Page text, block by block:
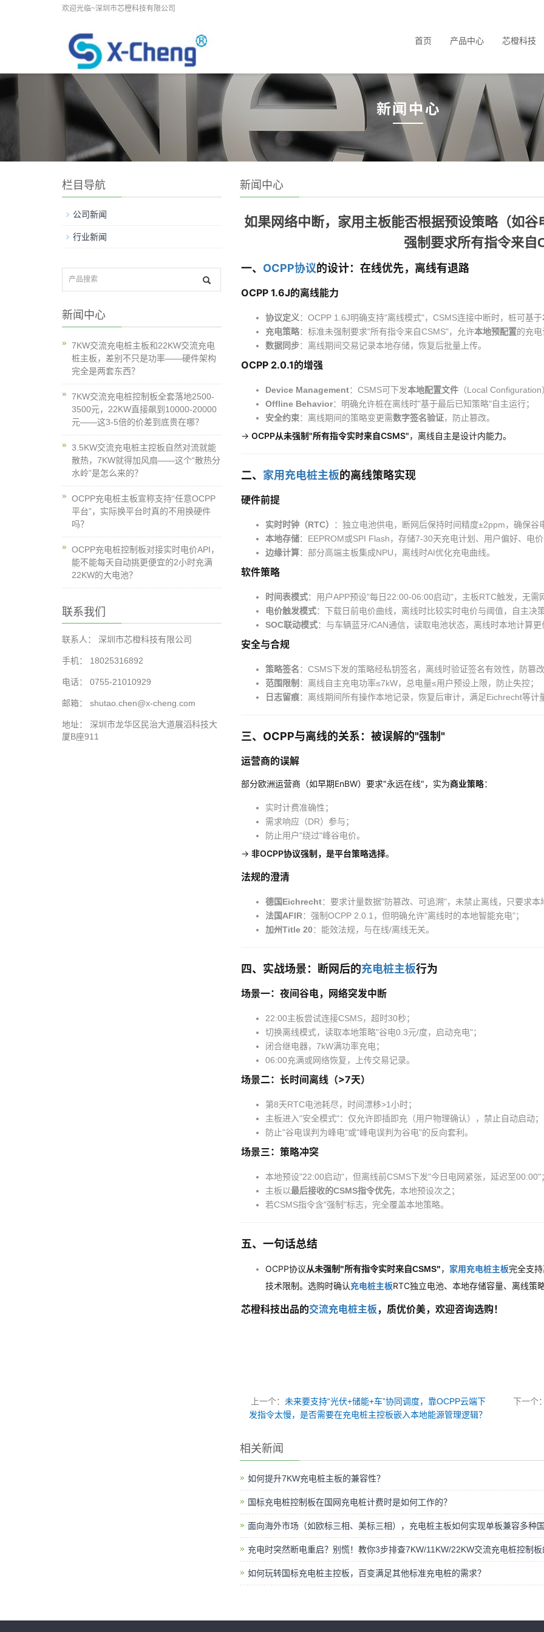
欢迎光临~深圳市芯橙科技有限公司
首页 产品中心 芯橙科技
新闻中心
如果网络中断，家用主板能否根据预设策略（如
强制要求所有指令来自
一、 OCPP协议的设计：在线优先，离线有退路
OCPP 1.6J的离线能力
协议定义：OCPP 1.6J明确支持"离线模式"，CSMS连接中断时，桩可基于
充电策略：标准未强制要求"所有指令来自CSMS"，允许本地预配置的充电
数据同步：离线期间交易记录本地存储，恢复后批量上传。
OCPP 2.0.1的增强
Device Management：CSMS可下发本地配置文件（Local Configuration
Offline Behavior：明确允许桩在离线时"基于最后已知策略"自主运行；
安全约束：离线期间的策略变更需数字签名验证，防止篡改。
→ OCPP从未强制"所有指令实时来自CSMS"，离线自主是设计内能力。
二、 家用充电桩主板的离线策略实现
硬件前提
实时时钟（RTC）
：独立电池供电，断网后保持时间精度±2ppm，确保谷
本地存储：EEPROM或SPI Flash，存储7-30天充电计划、用户偏好、电价
边缘计算：部分高端主板集成NPU，离线时AI优化充电曲线。
软件策略
时间表模式：用户APP预设"每日22:00-06:00启动"，主板RTC触发，无需
电价触发模式：下载日前电价曲线，离线时比较实时电价与阈值，自主决策
SOC联动模式：与车辆蓝牙/CAN通信，读取电池状态，离线时本地计算更
安全与合规
策略签名：CSMS下发的策略经私钥签名，离线时验证签名有效性，防篡改
范围限制 ：离线自主充电功率≤7kW，总电量≤用户预设上限，防止失控；
日志留痕：离线期间所有操作本地记录，恢复后审计，满足Eichrecht等计
三、OCPP与离线的关系：被误解的"强制"
运营商的误解
部分欧洲运营商（如早期EnBW）要求"永远在线"，实为商业策略：
实时计费准确性；
需求响应（DR）参与；
防止用户"绕过"峰谷电价。
→ 非OCPP协议强制，是平台策略选择。
法规的澄清
德国Eichrecht：要求计量数据"防篡改、可追溯"，未禁止离线，只要求本
法国AFIR：强制OCPP 2.0.1，但明确允许"离线时的本地智能充电"；
加州Title 20：能效法规，与在线/离线无关。
四、实战场景：断网后的充电桩主板行为
场景一：夜间谷电，网络突发中断
22:00主板尝试连接CSMS，超时30秒；
切换离线模式，读取本地策略"谷电0.3元/度，启动充电"；
闭合继电器，7kW满功率充电；
06:00充满或网络恢复，上传交易记录。
场景二：长时间离线（>7天）
第8天RTC电池耗尽，时间漂移>1小时；
主板进入"安全模式"：仅允许即插即充（用户物理确认），禁止自动启动；
防止"谷电误判为峰电"或"峰电误判为谷电"的反向套利。
场景三：策略冲突
本地预设"22:00启动"，但离线前CSMS下发"今日电网紧张，延迟至00:00"；
主板以最后接收的CSMS指令优先，本地预设次之；
若CSMS指令含"强制"标志，完全覆盖本地策略。
五、一句话总结
OCPP协议从未强制"所有指令实时来自CSMS"， 家用充电桩主板完全支
技术限制。 选购时确认充电桩主板RTC独立电池、本地存储容量、离线策
芯橙科技出品的交流充电桩主板 ，质优价美，欢迎咨询选购！
上一个： 未来要支持“光伏+储能+车”协同调度，靠OCPP云端下
发指令太慢，是否需要在充电桩主控板嵌入本地能源管理逻辑？
下一个
相关新闻
如何提升7KW充电桩主板的兼容性？
国标充电桩控制板在国网充电桩计费时是如何工作的？
面向海外市场（如欧标三相、美标三相），充电桩主板如何实现单板兼容多种国
充电时突然断电重启？别慌！教你3步排查7KW/11KW/22KW交流充电桩控制
如何玩转国标充电桩主控板，百变满足其他标准充电桩的需求？
栏目导航
公司新闻
行业新闻
新闻中心
7KW交流充电桩主板和22KW交流充电
桩主板，差别不只是功率——硬件架构
完全是两套东西？
7KW交流充电桩控制板全套落地2500-
3500元，22KW直接飙到10000-20000
元——这3-5倍的价差到底贵在哪？
3.5KW交流充电桩主控板自然对流就能
散热，7KW就得加风扇——这个“散热分
水岭”是怎么来的？
OCPP充电桩主板宣称支持“任意OCPP
平台”，实际换平台时真的不用换硬件
吗？
OCPP充电桩控制板对接实时电价API，
能不能每天自动挑更便宜的2小时充满
22KW的大电池？
联系我们
联系人： 深圳市芯橙科技有限公司
手机： 18025316892
电话： 0755-21010929
邮箱： shutao.chen@x-cheng.com
地址： 深圳市龙华区民治大道展滔科技大
厦B座911